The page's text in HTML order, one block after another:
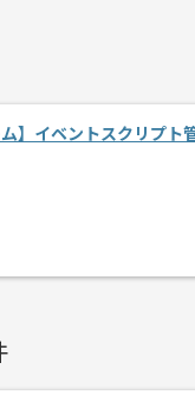
も多く在籍しています。
】イベントスクリプト